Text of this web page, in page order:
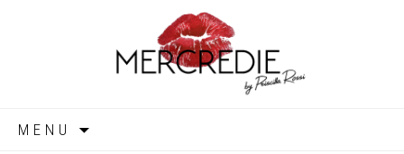
MERCREDIE
MENU